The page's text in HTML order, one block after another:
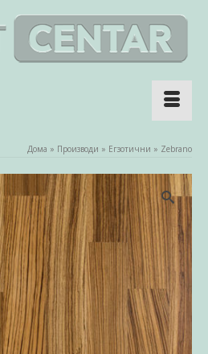
Дома » Производи » Егзотични » Zebrano